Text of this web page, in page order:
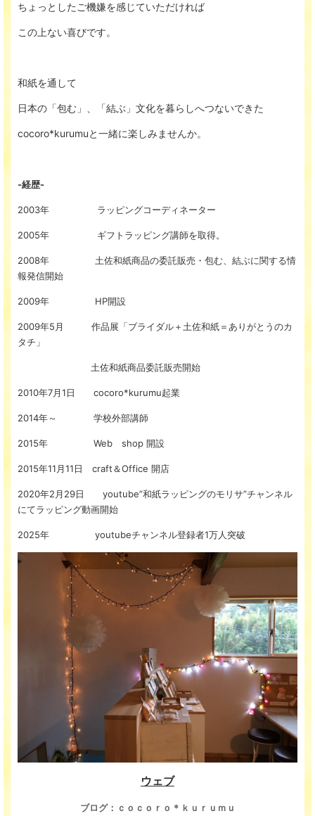
ちょっとしたご機嫌を感じていただければ
この上ない喜びです。
和紙を通して
日本の「包む」、「結ぶ」文化を暮らしへつないできた
cocoro*kurumuと一緒に楽しみませんか。
-経歴-
2003年 ラッピングコーディネーター
2005年 ギフトラッピング講師を取得。
2008年 土佐和紙商品の委託販売・包む、結ぶに関する情
報発信開始
2009年 HP開設
2009年5月 作品展「ブライダル＋土佐和紙＝ありがとうのカ
タチ」
土佐和紙商品委託販売開始
2010年7月1日 cocoro*kurumu起業
2014年～ 学校外部講師
2015年 Web shop 開設
2015年11月11日 craft＆Office 開店
2020年2月29日 youtube”和紙ラッピングのモリサ”チャンネル
にてラッピング動画開始
2025年 youtubeチャンネル登録者1万人突破
ウェブ
ブログ：ｃｏｃｏｒｏ＊ｋｕｒｕｍｕ